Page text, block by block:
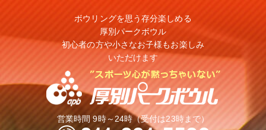
ボウリングを思う存分楽しめる
厚別パークボウル
初心者の方や小さなお子様もお楽しみ
いただけます
営業時間 9時～24時（受付は23時まで）